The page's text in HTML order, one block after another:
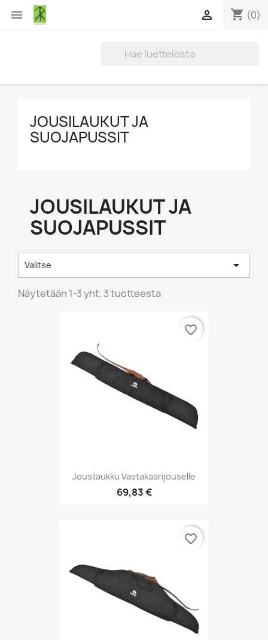
 shopping_cart (0)

JOUSILAUKUT JA
SUOJAPUSSIT
JOUSILAUKUT JA
SUOJAPUSSIT
Valitse 
Näytetään 1-3 yht. 3 tuotteesta
Jousilaukku Vastakaarijouselle
69,83 €
favorite_border
favorite_border